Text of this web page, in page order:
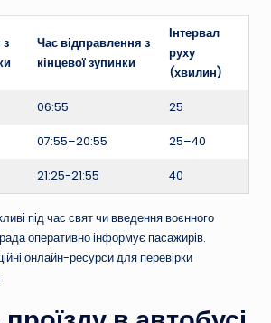
з
Час відправлення з
кінцевої зупинки
Інтервал
руху
(хвилин)
06:55 25
07:55–20:55 25–40
21:25-21:55 40
під час свят чи введення воєнного
оперативно інформує пасажирів.
онлайн-ресурси для перевірки